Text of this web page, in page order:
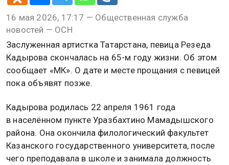
16 мая 2026, 17:17 — Общественная служба
новостей — ОСН
Заслуженная артистка Татарстана, певица Резеда
Кадырова скончалась на 65-м году жизни. Об этом
сообщает «МК». О дате и месте прощания с певицей
пока объявят позже.
Кадырова родилась 22 апреля 1961 года
в населённом пункте Уразбахтино Мамадышского
района. Она окончила филологический факультет
Казанского государственного университета, после
чего преподавала в школе и занимала должность